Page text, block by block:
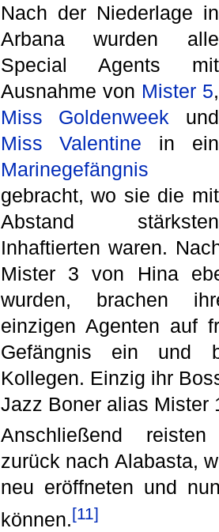
Nach der Niederlage in
Arbana wurden alle
Special Agents mit
Ausnahme von Mister 5,
Miss Goldenweek und
Miss Valentine in ein
Marinegefängnis
gebracht, wo sie die mit
Abstand stärksten
Inhaftierten waren.
Mister 3 von Hina
wurden, brachen
einzigen Agenten auf
Gefängnis ein und
Kollegen. Einzig ihr
Jazz Boner alias Mister
Anschließend
zurück nach Alabasta,
neu eröffneten und
können.[11]